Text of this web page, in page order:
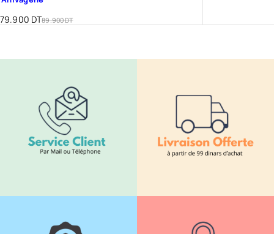
89.900DT
79.900 DT